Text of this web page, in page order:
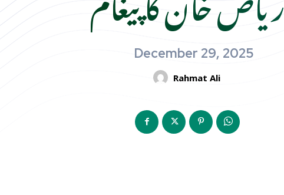
December 29, 2025
Rahmat Ali